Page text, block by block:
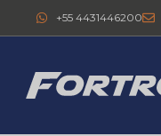
+55 4431446200